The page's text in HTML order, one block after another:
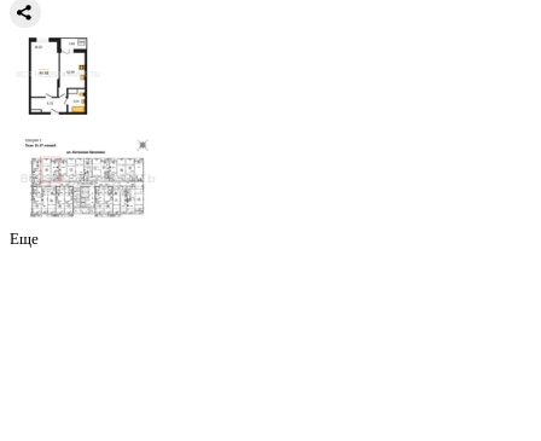
1-комнатная квартира,
Воронеж, Антонова-Овсеенко ул., д. 35с